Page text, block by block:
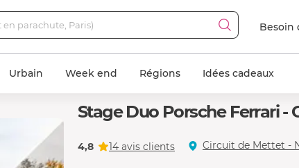
Besoin
Urbain Week end Régions Idées cadeaux
Stage Duo Porsche Ferrari -
4,8 14 avis clients Circuit de Mettet -